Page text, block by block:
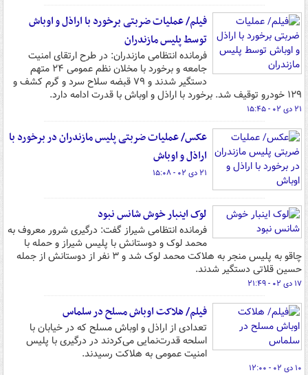
فیلم/ عملیات ضربتی برخورد با اراذل و اوباش
توسط پلیس مازندران
فرمانده انتظامی مازندران: در طرح ارتقای امنیت
جامعه و برخورد با مخلان نظم عمومی ۲۴ متهم
دستگیر شدند و ۷۹ قبضه سلاح سرد و گرم کشف و
۱۲۹ خودرو توقیف شد. برخورد با اراذل و اوباش با قدرت ادامه دارد.
۲۱ دی ۰۲ - ۱۵:۴۵
عکس/ عملیات ضربتی پلیس مازندران در برخورد با
اراذل و اوباش
۲۱ دی ۰۲ - ۱۵:۰۸
لوک اینبار خوش شانس نبود
فرمانده انتظامی شیراز گفت: درگیری شرور معروف به
محمد لوک و دوستانش با پلیس شیراز و حمله با
چاقو به پلیس منجر به هلاکت محمد لوک شد و ۳ نفر از دوستانش از جمله
حسین قلاتی دستگیر شدند.
۱۷ دی ۰۲ - ۲۱:۴۹
فیلم/ هلاکت اوباش مسلح در سلماس
تعدادی از اراذل و اوباش مسلح که در خیابان با
اسلحه قدرت‌نمایی می‌کردند در درگیری با پلیس
امنیت عمومی به هلاکت رسیدند.
۱۰ دی ۰۲ - ۱۲:۰۰